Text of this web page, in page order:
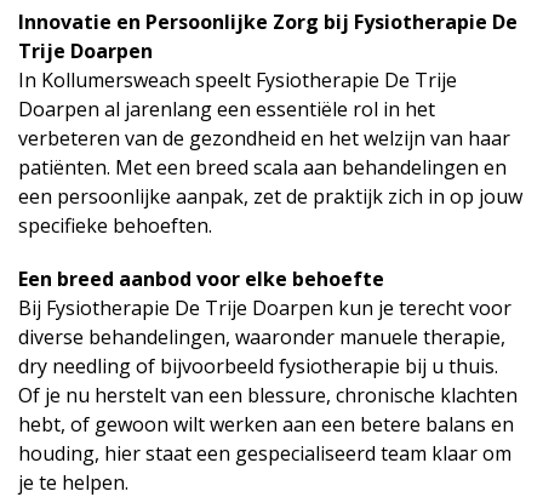
Innovatie en Persoonlijke Zorg bij Fysiotherapie De
Trije Doarpen
In Kollumersweach speelt Fysiotherapie De Trije
Doarpen al jarenlang een essentiële rol in het
verbeteren van de gezondheid en het welzijn van haar
patiënten. Met een breed scala aan behandelingen en
een persoonlijke aanpak, zet de praktijk zich in op jouw
specifieke behoeften.
Een breed aanbod voor elke behoefte
Bij Fysiotherapie De Trije Doarpen kun je terecht voor
diverse behandelingen, waaronder manuele therapie,
dry needling of bijvoorbeeld fysiotherapie bij u thuis.
Of je nu herstelt van een blessure, chronische klachten
hebt, of gewoon wilt werken aan een betere balans en
houding, hier staat een gespecialiseerd team klaar om
je te helpen.